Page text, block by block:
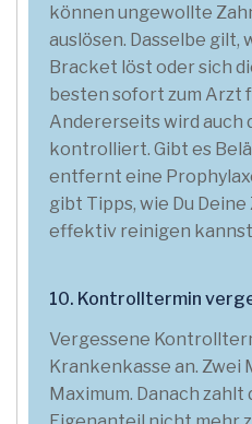
können ungewollte
auslösen. Dasselbe gilt,
Bracket löst oder sich
besten sofort zum Arzt
Andererseits wird auch
kontrolliert. Gibt es
entfernt eine
gibt Tipps, wie Du Deine
effektiv reinigen
10. Kontrolltermin
Vergessene
Krankenkasse an. Zwei
Maximum. Danach zahlt